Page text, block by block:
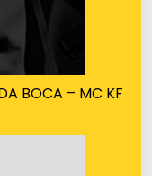
BOCA – MC KF